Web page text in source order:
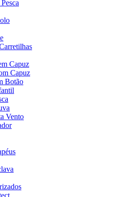
Capuz
Capuz
Botão
Vento